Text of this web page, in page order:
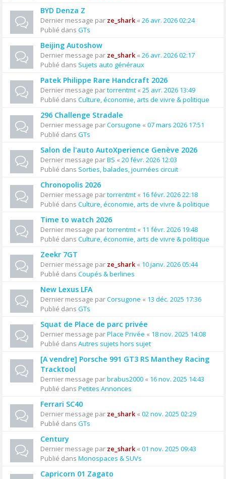
BYD Denza Z
Dernier message par ze_shark« 26 avr. 2026 02:24
Publié dans GTs
Beijing Autoshow
Dernier message par ze_shark« 26 avr. 2026 02:17
Publié dans Sujets auto généraux
Patek Philippe Rare Handcraft 2026
Dernier message partorrentmt « 25 avr. 2026 13:49
Publié dans Culture, économie, arts de vivre & politique
296 Challenge Stradale
Dernier message parCorsugone « 07 mars 2026 17:51
Publié dans GTs
Salon de l'auto AutoXperience Genève 2026
Dernier message parBS « 20 févr. 2026 12:03
Publié dans Sorties, balades, journées circuit
Chronopolis 2026
Dernier message partorrentmt « 16 févr. 2026 22:18
Publié dans Culture, économie, arts de vivre & politique
Time to watch 2026
Dernier message partorrentmt « 11 févr. 2026 19:48
Publié dans Culture, économie, arts de vivre & politique
Zeekr 7GT
Dernier message par ze_shark« 10 janv. 2026 05:44
Publié dans Coupés & berlines
New Lexus LFA
Dernier message parCorsugone « 13 déc. 2025 17:36
Publié dans GTs
Squat de Place de parc privée
Dernier message parPlace Privée « 18 nov. 2025 14:08
Publié dans Autres sujets hors sujet
[A vendre] Porsche 991 GT3 RS Manthey Racing
Tracktool
Dernier message parbrabus2000 « 16 nov. 2025 14:43
Publié dans Petites Annonces
Ferrari SC40
Dernier message par ze_shark« 02 nov. 2025 02:29
Publié dans GTs
Century
Dernier message par ze_shark« 01 nov. 2025 09:43
Publié dans Monospaces & SUVs
Capricorn 01 Zagato